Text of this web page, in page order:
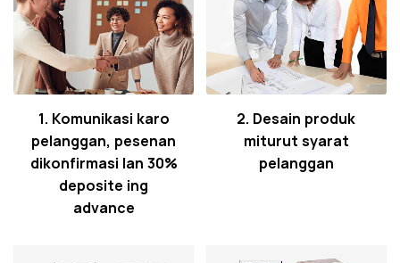
1. Komunikasi karo
pelanggan, pesenan
dikonfirmasi lan 30%
deposite ing
advance
2. Desain produk
miturut syarat
pelanggan